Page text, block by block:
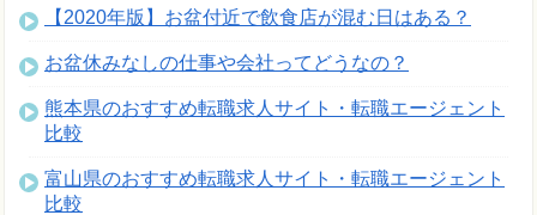
【2020年版】お盆付近で飲食店が混む日はある？
お盆休みなしの仕事や会社ってどうなの？
熊本県のおすすめ転職求人サイト・転職エージェント
比較
富山県のおすすめ転職求人サイト・転職エージェント
比較